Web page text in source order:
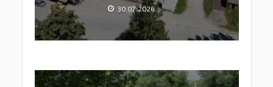
30.07.2026.